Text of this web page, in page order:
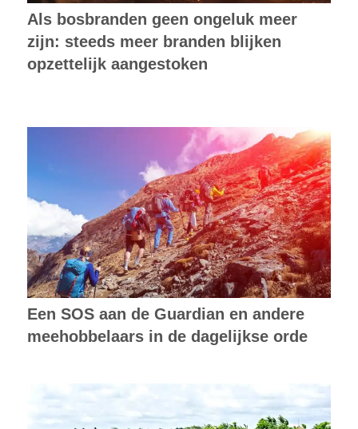
Als bosbranden geen ongeluk meer
zijn: steeds meer branden blijken
opzettelijk aangestoken
Een SOS aan de Guardian en andere
meehobbelaars in de dagelijkse orde